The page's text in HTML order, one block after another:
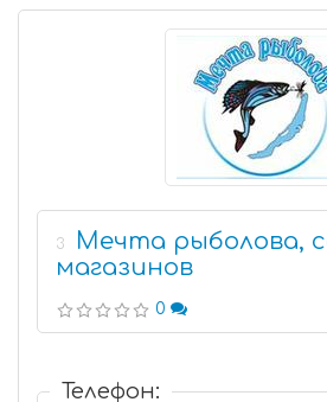
3
Мечта рыболова,
магазинов
0
Телефон: